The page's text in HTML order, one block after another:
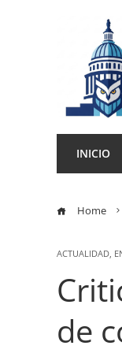
INICIO
Home
ACTUALIDAD,
de